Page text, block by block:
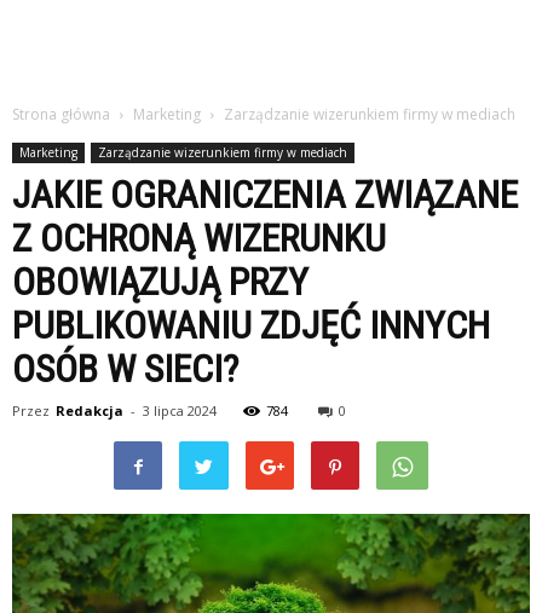
Strona główna Marketing Zarządzanie wizerunkiem firmy w mediach
Marketing Zarządzanie wizerunkiem firmy w mediach
JAKIE OGRANICZENIA ZWIĄZANE
Z OCHRONĄ WIZERUNKU
OBOWIĄZUJĄ PRZY
PUBLIKOWANIU ZDJĘĆ INNYCH
OSÓB W SIECI?
Przez Redakcja - 3 lipca 2024 784 0